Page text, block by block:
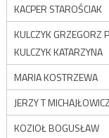
KACPER STAROŚCIAK
KULCZYK GRZEGORZ
KULCZYK KATARZYNA
MARIA KOSTRZEWA
JERZY T MICHAJŁOWICZ
KOZIOŁ BOGUSŁAW